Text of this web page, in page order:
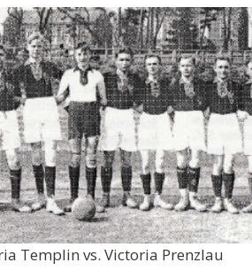
Templin vs. Victoria Prenzlau